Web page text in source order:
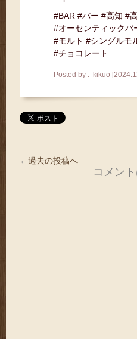
#BAR #バー #高知 #
#オーセンティックバ
#モルト #シングルモ
#チョコレート
Posted by : kikuo
←過去の投稿へ
コメン